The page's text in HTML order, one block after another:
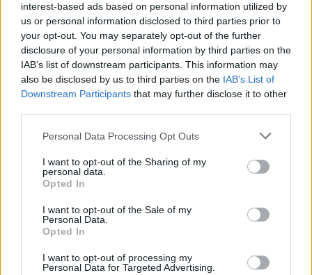
interest-based ads based on personal information utilized by
us or personal information disclosed to third parties prior to
your opt-out. You may separately opt-out of the further
disclosure of your personal information by third parties on the
IAB’s list of downstream participants. This information may
also be disclosed by us to third parties on the IAB’s List of
Downstream Participants that may further disclose it to other
Personal Data Processing Opt Outs
I want to opt-out of the Sharing of my
personal data.
Opted In
I want to opt-out of the Sale of my
Personal Data.
Opted In
I want to opt-out of processing my
Personal Data for Targeted Advertising.
7
Kambodżę
Wietnam